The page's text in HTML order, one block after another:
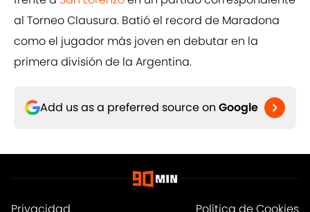
al Torneo Clausura. Batió el record de Maradona
como el jugador más joven en debutar en la
primera división de la Argentina.
Add us as a preferred source on Google
Privacidad Política de Cookies